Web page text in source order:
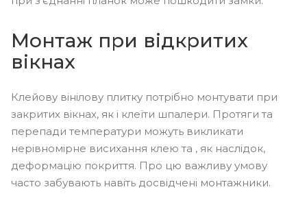
Монтаж при відкритих
вікнах
Клейову вінілову плитку потрібно монтувати при
закритих вікнах, як і клеїти шпалери. Протяги та
перепади температури можуть викликати
нерівномірне висихання клею та , як наслідок,
деформацію покриття. Про цю важливу умову
часто забувають навіть досвідчені монтажники.